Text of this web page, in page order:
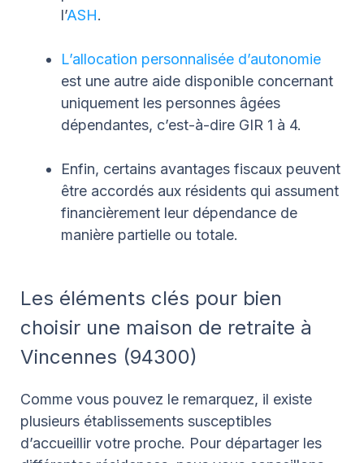
l’ASH.
L’allocation personnalisée d’autonomie
est une autre aide disponible concernant
uniquement les personnes âgées
dépendantes, c’est-à-dire GIR 1 à 4.
Enfin, certains avantages fiscaux peuvent
être accordés aux résidents qui assument
financièrement leur dépendance de
manière partielle ou totale.
Les éléments clés pour bien
choisir une maison de retraite à
Vincennes (94300)
Comme vous pouvez le remarquez, il existe
plusieurs établissements susceptibles
d’accueillir votre proche. Pour départager les